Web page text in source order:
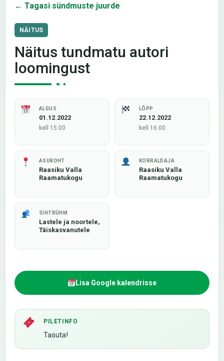
← Tagasi sündmuste juurde
NÄITUS
Näitus tundmatu autori
loomingust
ALGUS
01.12.2022
kell 15:00
LÕPP
22.12.2022
kell 16:00
ASUKOHT
Raasiku Valla
Raamatukogu
KORRALDAJA
Raasiku Valla
Raamatukogu
SIHTRÜHM
Lastele ja noortele,
Täiskasvanutele
Lisa Google kalendrisse
PILETINFO
Tasuta!